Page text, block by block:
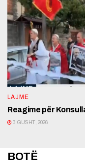
LAJME
Reagime për
3 GUSHT, 2026
BOTË